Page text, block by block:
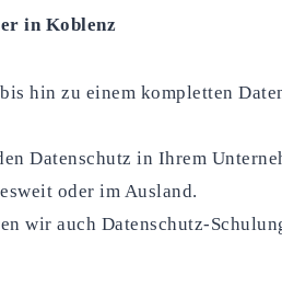
in Koblenz
hin zu einem kompletten
Datenschutz in Ihrem
oder im Ausland.
wir auch Datenschutz-